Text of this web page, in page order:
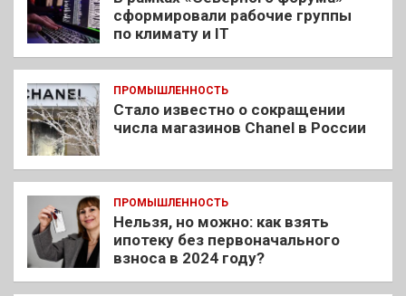
сформировали рабочие группы
по климату и IT
ПРОМЫШЛЕННОСТЬ
Стало известно о сокращении
числа магазинов Chanel в России
ПРОМЫШЛЕННОСТЬ
Нельзя, но можно: как взять
ипотеку без первоначального
взноса в 2024 году?